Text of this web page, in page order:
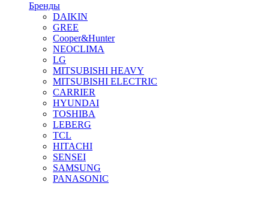
Бренды
DAIKIN
GREE
Cooper&Hunter
NEOCLIMA
LG
MITSUBISHI HEAVY
MITSUBISHI ELECTRIC
CARRIER
HYUNDAI
TOSHIBA
LEBERG
TCL
HITACHI
SENSEI
SAMSUNG
PANASONIC